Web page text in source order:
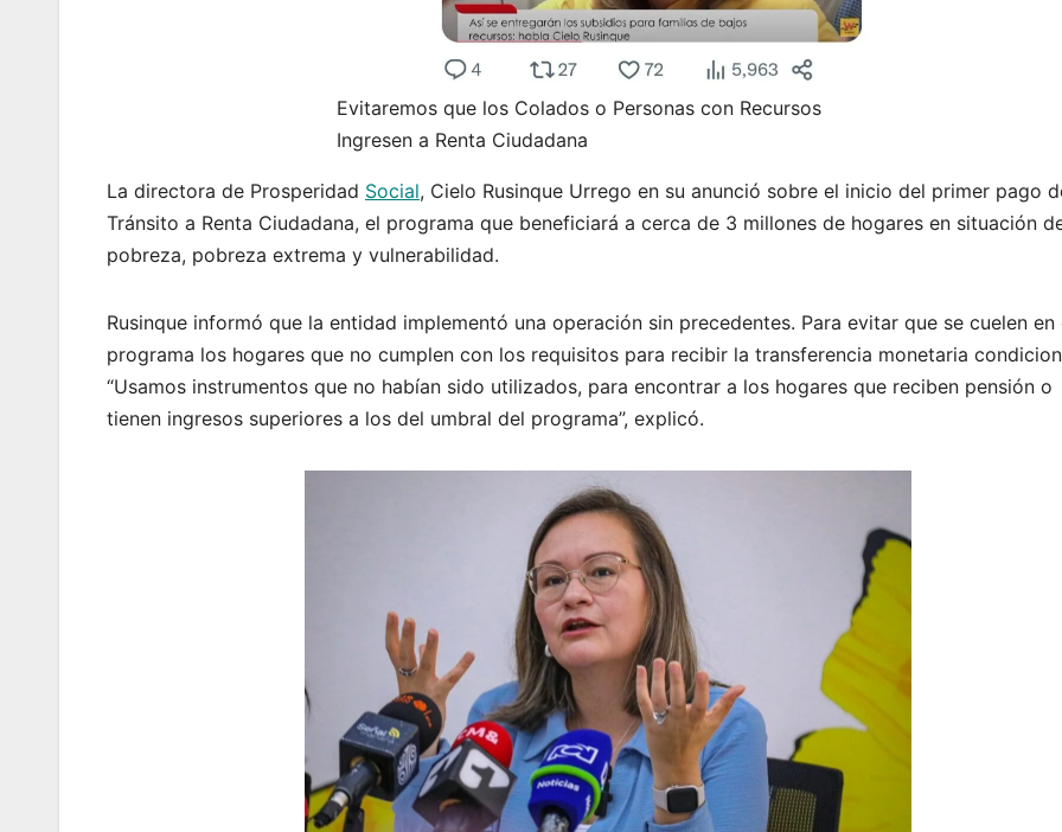
Evitaremos que los Colados o Personas con Recursos
Ingresen a Renta Ciudadana
La directora de Prosperidad Social, Cielo Rusinque Urrego en su anunció sobre el inicio del primer pago
Tránsito a Renta Ciudadana, el programa que beneficiará a cerca de 3 millones de hogares en situación
pobreza, pobreza extrema y vulnerabilidad.
Rusinque informó que la entidad implementó una operación sin precedentes. Para evitar que se cuelen en
programa los hogares que no cumplen con los requisitos para recibir la transferencia monetaria
“Usamos instrumentos que no habían sido utilizados, para encontrar a los hogares que reciben pensión o
tienen ingresos superiores a los del umbral del programa”, explicó.